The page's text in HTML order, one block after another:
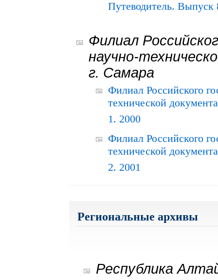
Путеводитель. Выпуск
Филиал
научно-
г. Самара
Филиал Российского
технической
1. 2000
Филиал Российского
технической
2. 2001
Региональные архивы
Республика